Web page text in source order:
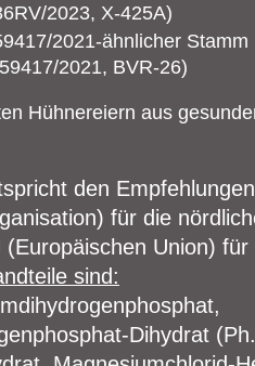
2023, X-425A)
2021-ähnlicher Stamm
2021, BVR-26)
Hühnereiern aus
den
für die
(Europäischen Union)
sind:
Dihydrat